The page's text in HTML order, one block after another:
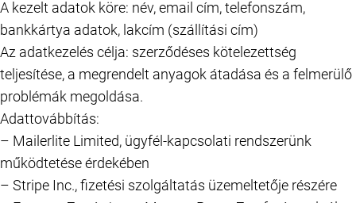
A kezelt adatok köre: név, email cím, telefonszám,
bankkártya adatok, lakcím (szállítási cím)
Az adatkezelés célja: szerződéses kötelezettség
teljesítése, a megrendelt anyagok átadása és a felmerülő
problémák megoldása.
Adattovábbítás:
– Mailerlite Limited, ügyfél-kapcsolati rendszerünk
működtetése érdekében
– Stripe Inc., fizetési szolgáltatás üzemeltetője részére